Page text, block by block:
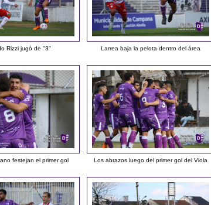
Rizzi jugó de "3" Larrea baja la pelota dentro del área
festejan el primer gol Los abrazos luego del primer gol del Viola